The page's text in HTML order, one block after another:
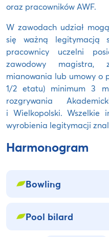
oraz pracowników AWF.
W zawodach udział
się ważną legitymacją
pracownicy uczelni
zawodowy magistra,
mianowania lub umowy o
1/2 etatu) minimum 3
rozgrywania
i Wielkopolski. Wszelkie
wyrobienia legitymacji
Harmonogram
Bowling
Pool bilard